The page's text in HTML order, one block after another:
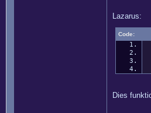
Lazarus:
Code:
Dies